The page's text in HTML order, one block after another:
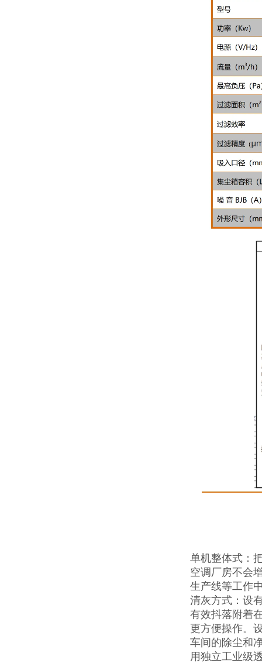
单机整体式：
空调厂房不会
生产线等工作
清灰方式：设
有效抖落附着
更方便操作。
车间的除尘和
用独立工业级